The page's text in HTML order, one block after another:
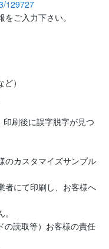
129727
ご入力下さい。
）
刷後に誤字脱字が見つ
のカスタマイズサンプル
者にて印刷し、お客様へ
の読取等）お客様の責任